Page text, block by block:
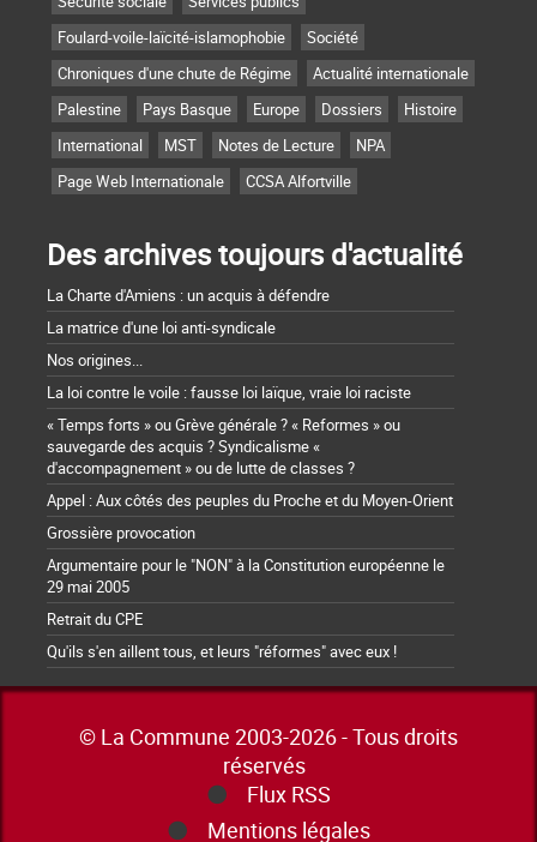
Foulard-voile-laïcité-islamophobie
Société
Chroniques d'une chute de Régime
Actualité internationale
Palestine
Pays Basque Europe Dossiers
Histoire
International
MST Notes de Lecture
NPA
Page Web Internationale
CCSA Alfortville
Des archives toujours d'actualité
La Charte d'Amiens : un acquis à défendre
La matrice d'une loi anti-syndicale
Nos origines...
La loi contre le voile : fausse loi laïque, vraie loi raciste
« Temps forts » ou Grève générale ? « Reformes » ou
sauvegarde des acquis ? Syndicalisme «
d'accompagnement » ou de lutte de classes ?
Appel : Aux côtés des peuples du Proche et du Moyen-Orient
Grossière provocation
Argumentaire pour le "NON" à la Constitution européenne le
29 mai 2005
Retrait du CPE
Qu'ils s'en aillent tous, et leurs "réformes" avec eux !
© La Commune 2003-2026 - Tous droits
réservés
Flux RSS
Mentions légales